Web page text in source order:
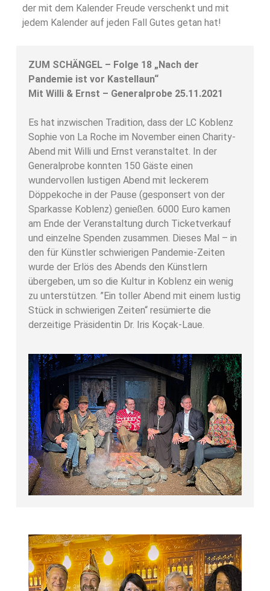
der mit dem Kalender Freude verschenkt und mit
jedem Kalender auf jeden Fall Gutes getan hat!
ZUM SCHÄNGEL – Folge 18 „Nach der
Pandemie ist vor Kastellaun“
Mit Willi & Ernst – Generalprobe 25.11.2021
Es hat inzwischen Tradition, dass der LC Koblenz
Sophie von La Roche im November einen Charity-
Abend mit Willi und Ernst veranstaltet. In der
Generalprobe konnten 150 Gäste einen
wundervollen lustigen Abend mit leckerem
Döppekoche in der Pause (gesponsert von der
Sparkasse Koblenz) genießen. 6000 Euro kamen
am Ende der Veranstaltung durch Ticketverkauf
und einzelne Spenden zusammen. Dieses Mal – in
den für Künstler schwierigen Pandemie-Zeiten
wurde der Erlös des Abends den Künstlern
übergeben, um so die Kultur in Koblenz ein wenig
zu unterstützen. ”Ein toller Abend mit einem lustig
Stück in schwierigen Zeiten“ resümierte die
derzeitige Präsidentin Dr. Iris Koçak-Laue.